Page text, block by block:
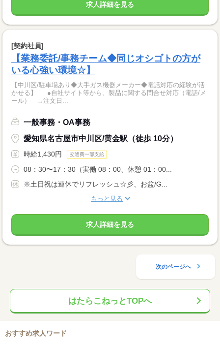
求人詳細を見る
[契約社員]
【業務委託/事務チーム◆同じオシゴトの方が
いる心強い環境☆】
【中川区/駐車場あり◆大手ガス機器メーカー◆電話対応の経験が活
かせる】 ●自社サイト等から、製品に関する問合せ対応（電話/メ
ール） →注文日...
一般事務・OA事務
愛知県名古屋市中川区/黄金駅（徒歩 10分）
時給1,430円 交通費一部支給
08：30〜17：30（実働 08：00、休憩 01：00...
※土日祝は連休でリフレッシュ☆彡、お盆/G...
もっと見る
求人詳細を見る
次のページへ
はたらこねっとTOPへ
おすすめ求人ワード